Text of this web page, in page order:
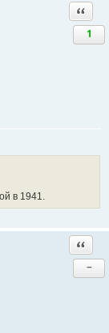
1
в 1941.
−